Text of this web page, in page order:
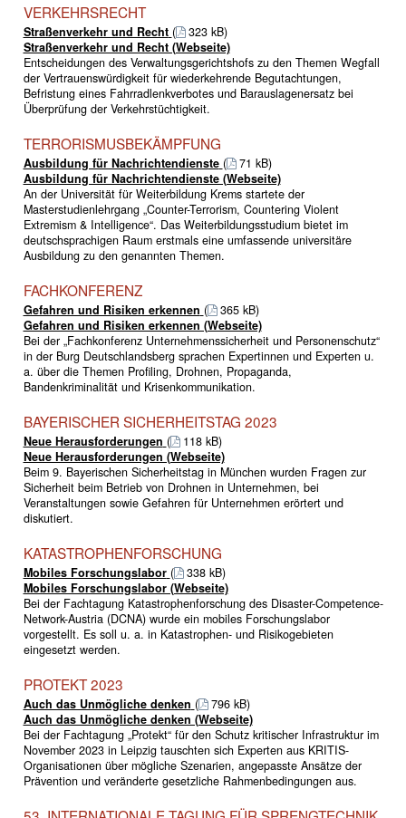
VERKEHRSRECHT
Straßenverkehr und Recht (
323 kB)
Straßenverkehr und Recht (Webseite)
Entscheidungen des Verwaltungsgerichtshofs zu den Themen Wegfall
der Vertrauenswürdigkeit für wiederkehrende Begutachtungen,
Befristung eines Fahrradlenkverbotes und Barauslagenersatz bei
Überprüfung der Verkehrstüchtigkeit.
TERRORISMUSBEKÄMPFUNG
Ausbildung für Nachrichtendienste (
71 kB)
Ausbildung für Nachrichtendienste (Webseite)
An der Universität für Weiterbildung Krems startete der
Masterstudienlehrgang „Counter-Terrorism, Countering Violent
Extremism & Intelligence“. Das Weiterbildungsstudium bietet im
deutschsprachigen Raum erstmals eine umfassende universitäre
Ausbildung zu den genannten Themen.
FACHKONFERENZ
Gefahren und Risiken erkennen (
365 kB)
Gefahren und Risiken erkennen (Webseite)
Bei der „Fachkonferenz Unternehmenssicherheit und Personenschutz“
in der Burg Deutschlandsberg sprachen Expertinnen und Experten u.
a. über die Themen Profiling, Drohnen, Propaganda,
Bandenkriminalität und Krisenkommunikation.
BAYERISCHER SICHERHEITSTAG 2023
Neue Herausforderungen (
118 kB)
Neue Herausforderungen (Webseite)
Beim 9. Bayerischen Sicherheitstag in München wurden Fragen zur
Sicherheit beim Betrieb von Drohnen in Unternehmen, bei
Veranstaltungen sowie Gefahren für Unternehmen erörtert und
diskutiert.
KATASTROPHENFORSCHUNG
Mobiles Forschungslabor (
338 kB)
Mobiles Forschungslabor (Webseite)
Bei der Fachtagung Katastrophenforschung des Disaster-Competence-
Network-Austria (DCNA) wurde ein mobiles Forschungslabor
vorgestellt. Es soll u. a. in Katastrophen- und Risikogebieten
eingesetzt werden.
PROTEKT 2023
Auch das Unmögliche denken (
796 kB)
Auch das Unmögliche denken (Webseite)
Bei der Fachtagung „Protekt“ für den Schutz kritischer Infrastruktur im
November 2023 in Leipzig tauschten sich Experten aus KRITIS-
Organisationen über mögliche Szenarien, angepasste Ansätze der
Prävention und veränderte gesetzliche Rahmenbedingungen aus.